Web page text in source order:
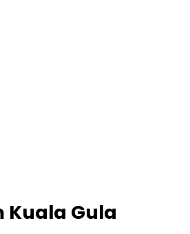
Kuala Gula